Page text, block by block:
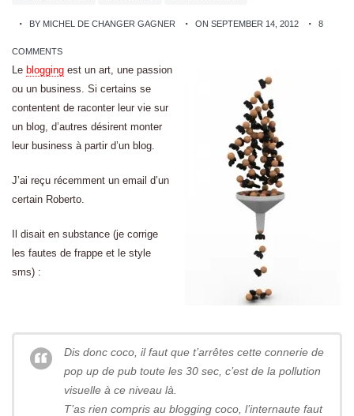
BY MICHEL DE CHANGER GAGNER ON SEPTEMBER 14, 2012 8
COMMENTS
Le blogging est un art, une passion
ou un business. Si certains se
contentent de raconter leur vie sur
un blog, d’autres désirent monter
leur business à partir d’un blog.
J’ai reçu récemment un email d’un
certain Roberto.
Il disait en substance (je corrige
les fautes de frappe et le style
sms) :
Dis donc coco, il faut que t’arrêtes cette connerie de
pop up de pub toute les 30 sec, c’est de la pollution
visuelle à ce niveau là.
T’as rien compris au blogging coco, l’internaute faut